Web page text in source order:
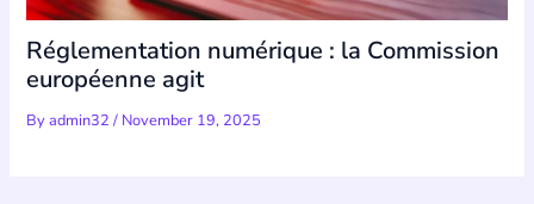
Réglementation numérique : la Commission
européenne agit
Byadmin32/ November 19, 2025